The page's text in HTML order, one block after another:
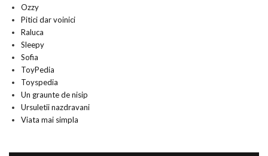
Ozzy
Pitici dar voinici
Raluca
Sleepy
Sofia
ToyPedia
Toyspedia
Un graunte de nisip
Ursuletii nazdravani
Viata mai simpla